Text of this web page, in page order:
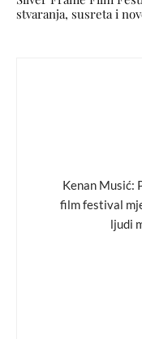
stvaranja, susreta i
Kenan Musić:
film festival
ljudi